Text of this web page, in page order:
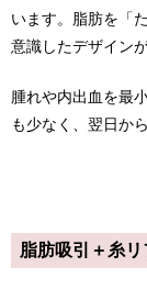
います。脂肪を「
意識したデザイン
腫れや内出血を最
も少なく、翌日か
脂肪吸引＋糸